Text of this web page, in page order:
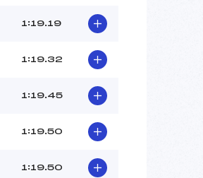
1:19.19
1:19.32
1:19.45
1:19.50
1:19.50